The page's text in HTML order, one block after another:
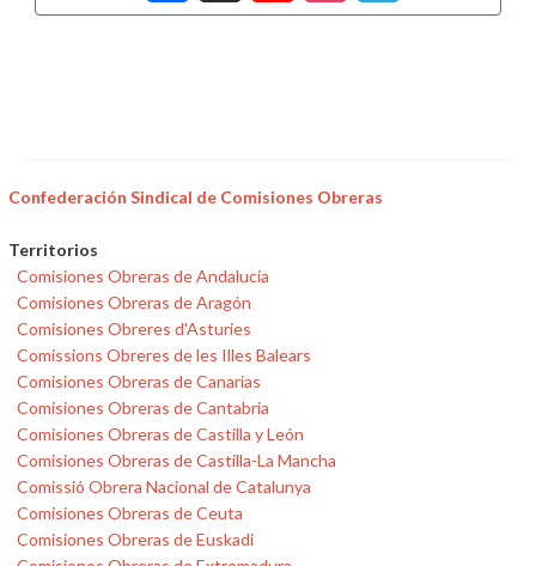
Confederación Sindical de Comisiones Obreras
Territorios
Comisiones Obreras de Andalucía
Comisiones Obreras de Aragón
Comisiones Obreres d'Asturies
Comissions Obreres de les Illes Balears
Comisiones Obreras de Canarias
Comisiones Obreras de Cantabria
Comisiones Obreras de Castilla y León
Comisiones Obreras de Castilla-La Mancha
Comissió Obrera Nacional de Catalunya
Comisiones Obreras de Ceuta
Comisiones Obreras de Euskadi